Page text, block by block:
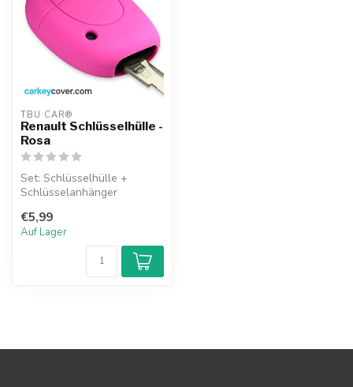
TBU CAR®
Renault Schlüsselhülle -
Rosa
Set: Schlüsselhülle +
Schlüsselanhänger
€5,99
Auf Lager